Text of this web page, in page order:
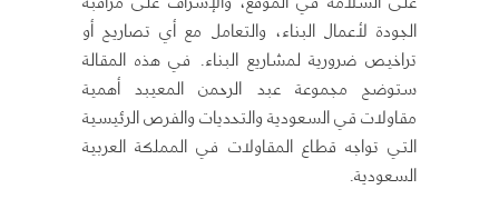
الجودة لأعمال البناء، والتعامل مع أي تصاريح أو
تراخيص ضرورية لمشاريع البناء. في هذه المقالة
ستوضح مجموعة عبد الرحمن المعيبد أهمية
مقاولات قي السعودية والتحديات والفرص الرئيسية
التي تواجه قطاع المقاولات في المملكة العربية
السعودية.